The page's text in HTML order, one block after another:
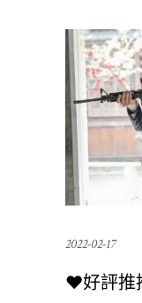
2022-02-17
❤️好評推